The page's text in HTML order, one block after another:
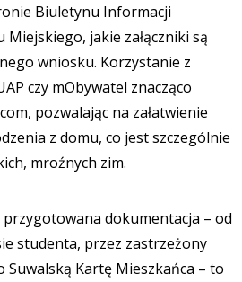
Biuletynu Informacji
Miejskiego, jakie załączniki są
wniosku. Korzystanie z
czy mObywatel znacząco
pozwalając na załatwienie
z domu, co jest szczególnie
mroźnych zim.
dokumentacja – od
studenta, przez zastrzeżony
Suwalską Kartę Mieszkańca – to